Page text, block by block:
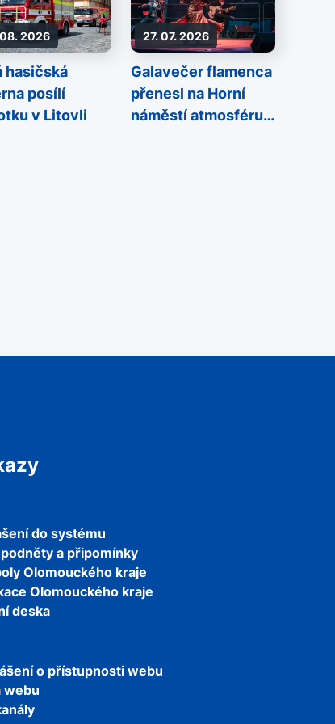
2026
hasičská
posílí
v Litovli
27. 07. 2026
Galavečer flamenca
přenesl na Horní
náměstí atmosféru
do systému
a připomínky
Olomouckého kraje
Olomouckého kraje
deska
o přístupnosti webu
webu